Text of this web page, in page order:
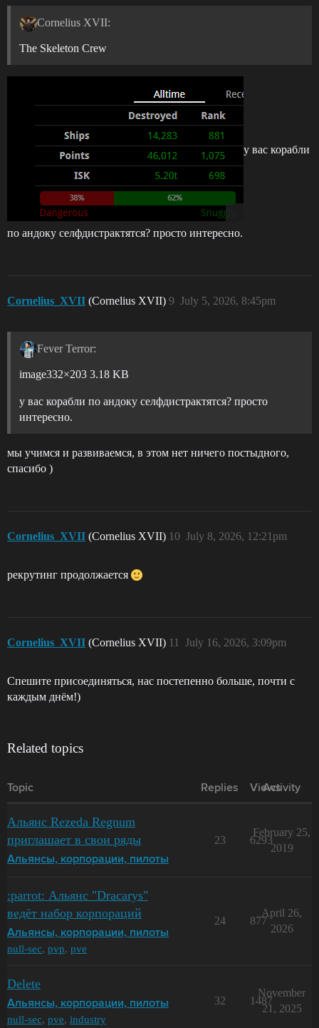
Cornelius XVII:
The Skeleton Crew
у вас корабли
по андоку селфдистрактятся? просто интересно.
Cornelius_XVII (Cornelius XVII) July 5, 2026, 8:45pm
9
Fever Terror:
image332×203 3.18 KB
у вас корабли по андоку селфдистрактятся? просто
интересно.
мы учимся и развиваемся, в этом нет ничего постыдного,
спасибо )
Cornelius_XVII (Cornelius XVII) July 8, 2026, 12:21pm
10
рекрутинг продолжается
Cornelius_XVII (Cornelius XVII) July 16, 2026, 3:09pm
11
Спешите присоединяться, нас постепенно больше, почти с
каждым днём!)
Related topics
Topic Replies Views
Activity
Альянс Rezeda Regnum
приглашает в свои ряды
Альянсы, корпорации, пилоты
23 6293
February 25,
2019
:parrot: Альянс "Dracarys"
ведёт набор корпораций
Альянсы, корпорации, пилоты
null-sec, pvp, pve
24 877
April 26,
2026
Delete
Альянсы, корпорации, пилоты
null-sec, pve, industry
32 1487
November
21, 2025